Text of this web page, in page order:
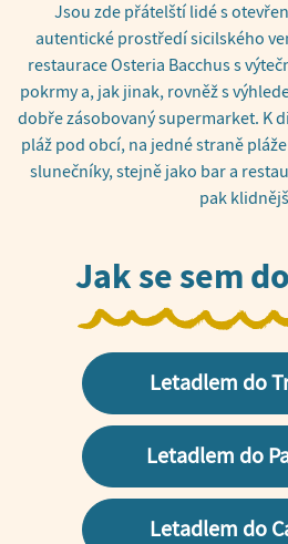
Jsou zde přátelští lidé s
autentické prostředí sicilského
restaurace Osteria Bacchus s
pokrmy a, jak jinak, rovněž s
dobře zásobovaný supermarket. K
pláž pod obcí, na jedné straně
slunečníky, stejně jako bar a
pak
Jak se sem
Letadlem do
Letadlem do
Letadlem do